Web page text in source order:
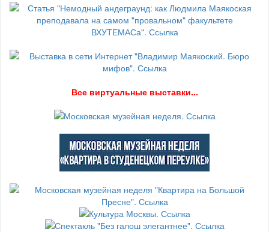
Все виртуальные выставки...